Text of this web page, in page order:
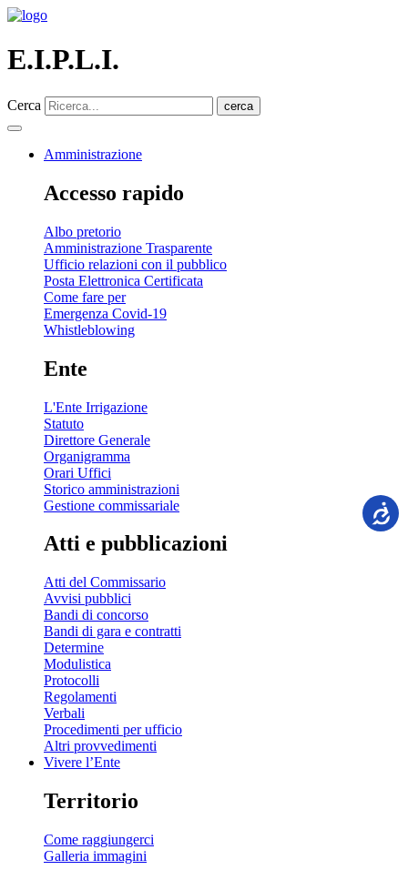
E.I.P.L.I.
Cerca cerca
Amministrazione
Accesso rapido
Albo pretorio
Amministrazione Trasparente
Ufficio relazioni con il pubblico
Posta Elettronica Certificata
Come fare per
Emergenza Covid-19
Whistleblowing
Ente
L'Ente Irrigazione
Statuto
Direttore Generale
Organigramma
Orari Uffici
Storico amministrazioni
Gestione commissariale
Atti e pubblicazioni
Atti del Commissario
Avvisi pubblici
Bandi di concorso
Bandi di gara e contratti
Determine
Modulistica
Protocolli
Regolamenti
Verbali
Procedimenti per ufficio
Altri provvedimenti
Vivere l’Ente
Territorio
Come raggiungerci
Galleria immagini